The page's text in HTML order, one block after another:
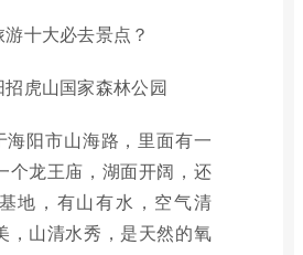
十大必去景点？
虎山国家森林公园
海阳市山海路，里面有一
个龙王庙，湖面开阔，还
地，有山有水，空气清
，山清水秀，是天然的氧